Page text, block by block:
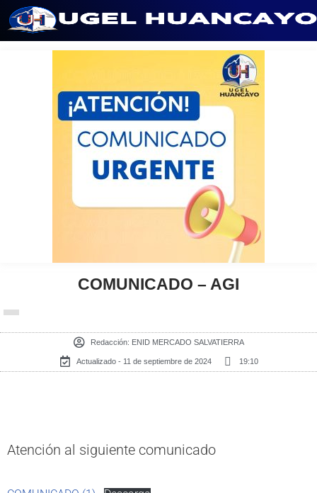
COMUNICADO – AGI
Redacción: ENID MERCADO SALVATIERRA
Actualizado - 11 de septiembre de 2024 19:10
Atención al siguiente comunicado